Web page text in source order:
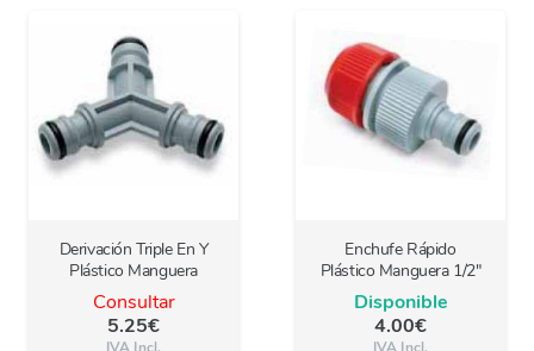
Derivación Triple En Y
Plástico Manguera
Consultar
5.25€
IVA Incl.
Enchufe Rápido
Plástico Manguera 1/2″
Disponible
4.00€
IVA Incl.